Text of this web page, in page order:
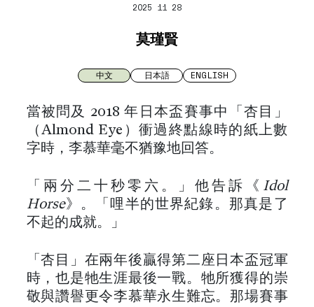
2025 11 28
莫瑾賢
中文 日本語 ENGLISH
當被問及 2018 年日本盃賽事中「杏目」
（Almond Eye）衝過終點線時的紙上數
字時，李慕華毫不猶豫地回答。
「兩分二十秒零六。」他告訴《 Idol
Horse》。「哩半的世界紀錄。那真是了
不起的成就。」
「杏目」在兩年後贏得第二座日本盃冠軍
時，也是牠生涯最後一戰。牠所獲得的崇
敬與讚譽更令李慕華永生難忘。那場賽事